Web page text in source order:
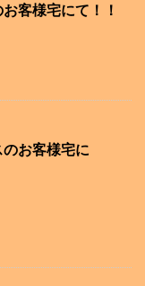
客様宅にて！！
お客様宅に